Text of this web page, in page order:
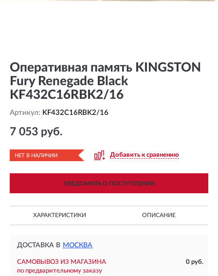
Оперативная память KINGSTON
Fury Renegade Black
KF432C16RBK2/16
Артикул: KF432C16RBK2/16
7 053 руб.
НЕТ В НАЛИЧИИ Добавить к сравнению
УВЕДОМИТЬ О ПОСТУПЛЕНИИ
ХАРАКТЕРИСТИКИ ОПИСАНИЕ
ДОСТАВКА В МОСКВА
САМОВЫВОЗ ИЗ МАГАЗИНА
0 руб.
по предварительному заказу